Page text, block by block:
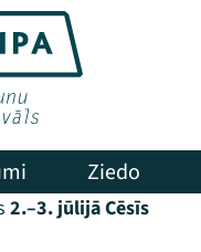
Ziedo
2.–3. jūlijā Cēsīs